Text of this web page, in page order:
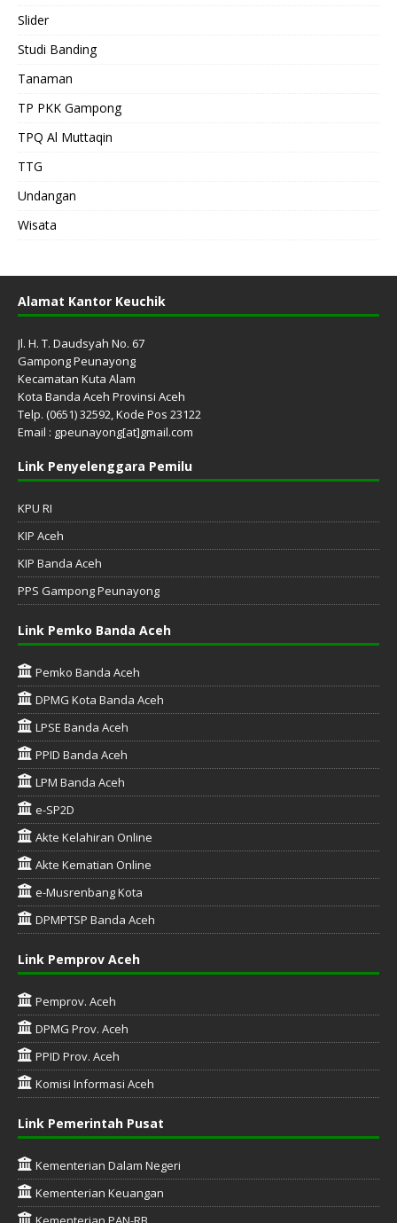
Slider
Studi Banding
Tanaman
TP PKK Gampong
TPQ Al Muttaqin
TTG
Undangan
Wisata
Alamat Kantor Keuchik
Jl. H. T. Daudsyah No. 67
Gampong Peunayong
Kecamatan Kuta Alam
Kota Banda Aceh Provinsi Aceh
Telp. (0651) 32592, Kode Pos 23122
Email : gpeunayong[at]gmail.com
Link Penyelenggara Pemilu
KPU RI
KIP Aceh
KIP Banda Aceh
PPS Gampong Peunayong
Link Pemko Banda Aceh
Pemko Banda Aceh
DPMG Kota Banda Aceh
LPSE Banda Aceh
PPID Banda Aceh
LPM Banda Aceh
e-SP2D
Akte Kelahiran Online
Akte Kematian Online
e-Musrenbang Kota
DPMPTSP Banda Aceh
Link Pemprov Aceh
Pemprov. Aceh
DPMG Prov. Aceh
PPID Prov. Aceh
Komisi Informasi Aceh
Link Pemerintah Pusat
Kementerian Dalam Negeri
Kementerian Keuangan